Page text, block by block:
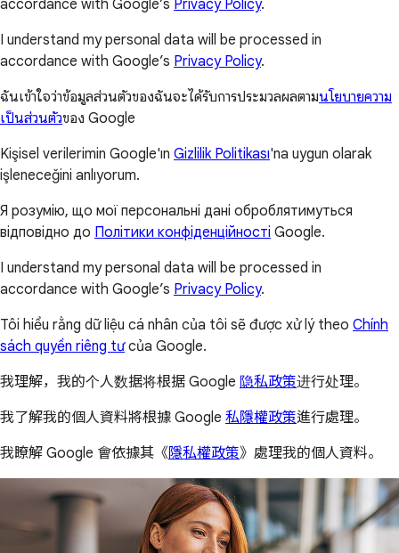
accordance with Google’s Privacy Policy.
I understand my personal data will be processed in
accordance with Google’s Privacy Policy.
ฉันเข้าใจว่าข้อมูลส่วนตัวของฉันจะได้รับการประมวลผลตามนโยบายความ
เป็นส่วนตัวของ Google
Kişisel verilerimin Google'ın Gizlilik Politikası'na uygun olarak
işleneceğini anlıyorum.
Я розумію, що мої персональні дані оброблятимуться
відповідно до Політики конфіденційності Google.
I understand my personal data will be processed in
accordance with Google’s Privacy Policy.
Tôi hiểu rằng dữ liệu cá nhân của tôi sẽ được xử lý theo Chính
sách quyền riêng tưcủa Google.
我理解，我的个人数据将根据 Google 隐私政策进行处理。
我了解我的個人資料將根據 Google 私隱權政策進行處理。
我瞭解 Google 會依據其《隱私權政策》處理我的個人資料。